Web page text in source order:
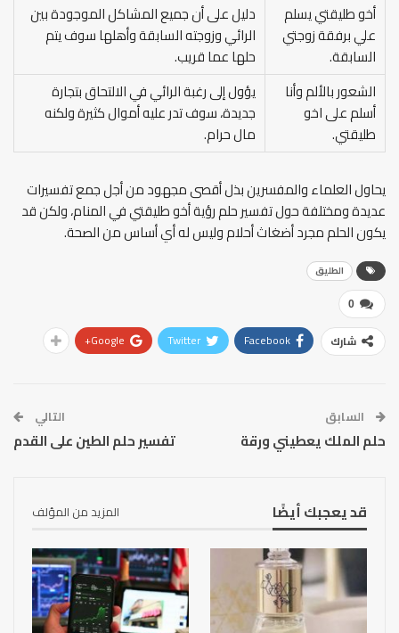
أخو طليقتي يسلم
علي برفقة زوجتي
السابقة.
دليل على أن جميع المشاكل الموجودة بين
الرائي وزوجته السابقة وأهلها سوف يتم
حلها عما قريب.
الشعور بالألم وأنا
أسلم على اخو
طليقتي.
يؤول إلى رغبة الرائي في الالتحاق بتجارة
جديدة، سوف تدر عليه أموال كثيرة ولكنه
مال حرام.
يحاول العلماء والمفسرين بذل أقصى مجهود من أجل جمع تفسيرات
عديدة ومختلفة حول تفسير حلم رؤية أخو طليقتي في المنام، ولكن قد
يكون الحلم مجرد أضغاث أحلام وليس له أي أساس من الصحة.
الطليق
0
شارك Facebook
Twitter
Google+
السابق
حلم الملك يعطيني ورقة
التالي
تفسير حلم الطين على القدم
قد يعجبك أيضًا المزيد من المؤلف